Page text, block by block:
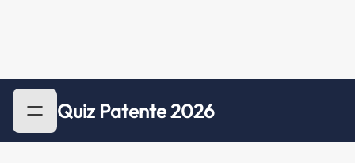
Quiz Patente 2026